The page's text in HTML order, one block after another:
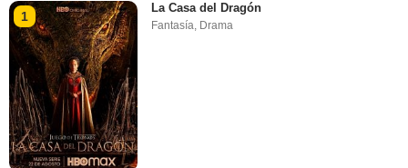
1
La Casa del Dragón
Fantasía, Drama